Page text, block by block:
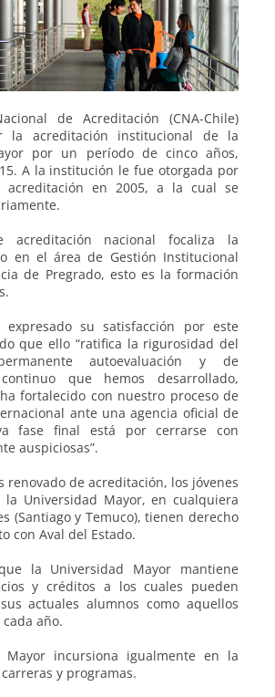
de Acreditación (CNA-Chile)
la acreditación institucional de la
por un período de cinco años,
A la institución le fue otorgada por
acreditación en 2005, a la cual se
acreditación nacional focaliza la
en el área de Gestión Institucional
de Pregrado, esto es la formación
expresado su satisfacción por este
que ello “ratifica la rigurosidad del
autoevaluación y de
que hemos desarrollado,
fortalecido con nuestro proceso de
ante una agencia oficial de
fase final está por cerrarse con
auspiciosas”.
renovado de acreditación, los jóvenes
Universidad Mayor, en cualquiera
(Santiago y Temuco), tienen derecho
con Aval del Estado.
la Universidad Mayor mantiene
y créditos a los cuales pueden
actuales alumnos como aquellos
año.
Mayor incursiona igualmente en la
y programas.